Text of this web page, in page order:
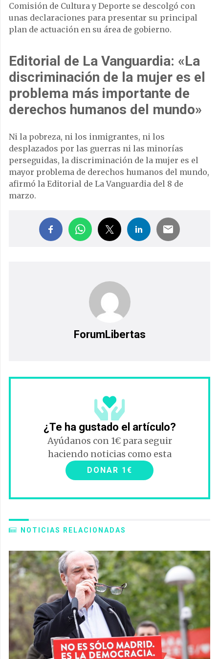
Comisión de Cultura y Deporte se descolgó con
unas declaraciones para presentar su principal
plan de actuación en su área de gobierno.
Editorial de La Vanguardia: «La
discriminación de la mujer es el
problema más importante de
derechos humanos del mundo»
Ni la pobreza, ni los inmigrantes, ni los
desplazados por las guerras ni las minorías
perseguidas, la discriminación de la mujer es el
mayor problema de derechos humanos del mundo,
afirmó la Editorial de La Vanguardia del 8 de
marzo.
ForumLibertas
¿Te ha gustado el artículo?
Ayúdanos con 1€ para seguir
haciendo noticias como esta
DONAR 1€
NOTICIAS RELACIONADAS